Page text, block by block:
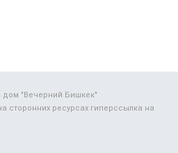
"Вечерний Бишкек"
сторонних ресурсах гиперссылка на